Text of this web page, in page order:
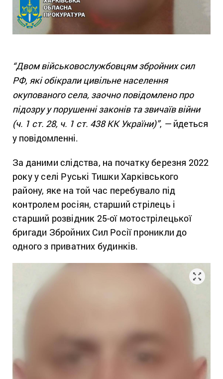
“Двом військовослужбовцям збройних сил
РФ, які обікрали цивільне населення
окупованого села, заочно повідомлено про
підозру у порушенні законів та звичаїв війни
(ч. 1 ст. 28, ч. 1 ст. 438 КК України)”, — йдеться
у повідомленні.
За даними слідства, на початку березня 2022
року у селі Руські Тишки Харківського
району, яке на той час перебувало під
контролем росіян, старший стрілець і
старший розвідник 25-ої мотострілецької
бригади Збройних Сил Росії проникли до
одного з приватних будинків.